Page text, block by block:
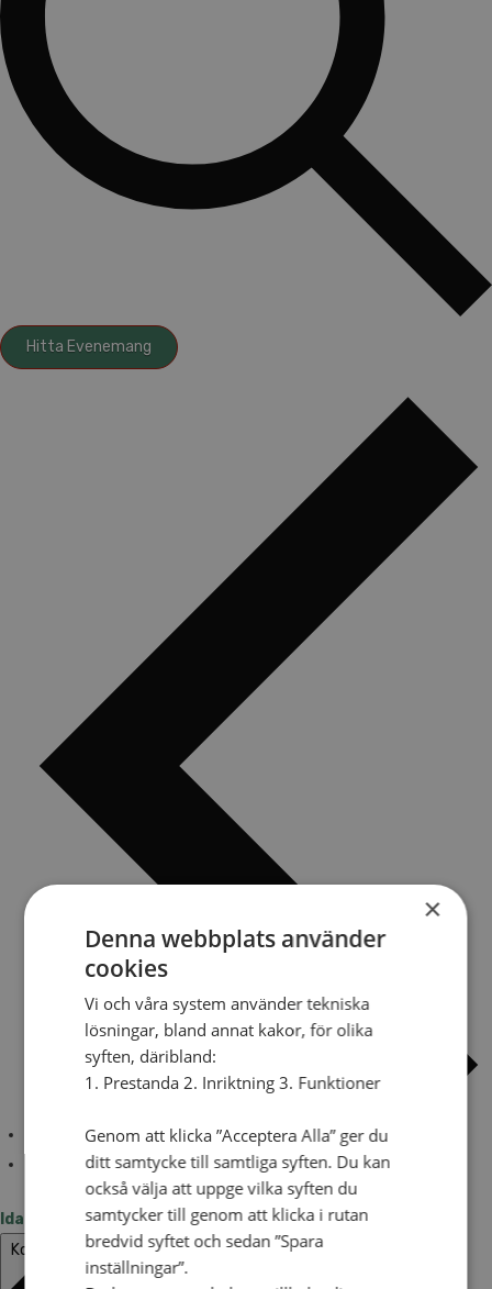
Hitta Evenemang
Idag
KommandeKommande
×
Denna webbplats använder
cookies
Vi och våra system använder tekniska
lösningar, bland annat kakor, för olika
syften, däribland:
1. Prestanda 2. Inriktning 3. Funktioner
Genom att klicka ”Acceptera Alla” ger du
ditt samtycke till samtliga syften. Du kan
också välja att uppge vilka syften du
samtycker till genom att klicka i rutan
bredvid syftet och sedan ”Spara
inställningar”.